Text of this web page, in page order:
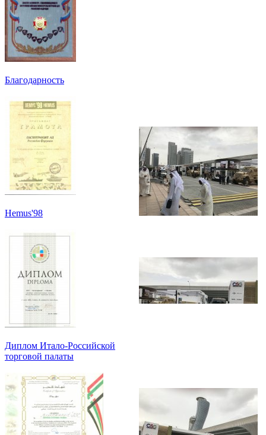
Благодарность
Hemus'98
Диплом Итало-Российской
торговой палаты